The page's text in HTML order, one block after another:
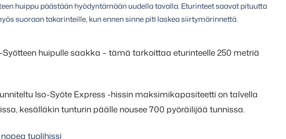
huippu päästään hyödyntämään uudella tavalla. Eturinteet saavat pituutta
suoraan takarinteille, kun ennen sinne piti laskea siirtymärinnettä.
huipulle saakka – tämä tarkoittaa eturinteelle 250 metriä
Iso-Syöte Express -hissin maksimikapasiteetti on talvella
kesälläkin tunturin päälle nousee 700 pyöräilijää tunnissa.
tuolihissi